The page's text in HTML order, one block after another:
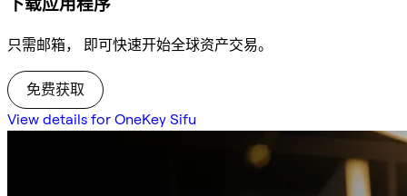
只需邮箱， 即可快速开始全球资产交易。
免费获取
View details for OneKey Sifu